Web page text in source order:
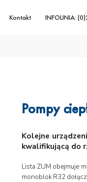
Kontakt INFOLINIA:
Pompy
Kolejne
kwalifikującą do
Lista ZUM obejmuje
monoblok R32